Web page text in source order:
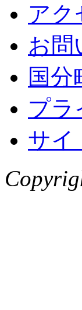
アク
お問
国分
プラ
サイ